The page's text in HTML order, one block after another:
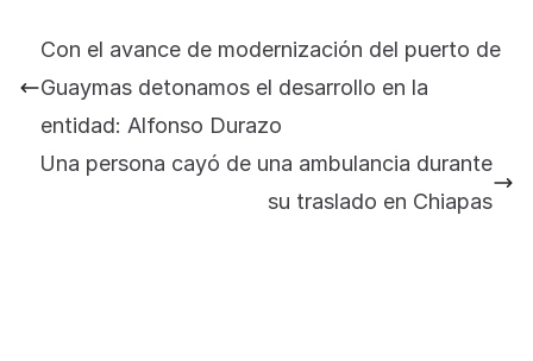
Con el avance de modernización del puerto de
Guaymas detonamos el desarrollo en la
entidad: Alfonso Durazo
Una persona cayó de una ambulancia durante
su traslado en Chiapas
Universidad Tecnológica de Etchojoa
presente en la conferencia del gobernador
de Sonora Dr. Alfonso Durazo se esperan
importantes anuncios en el tema de salud
para la Universidad y para el municipio